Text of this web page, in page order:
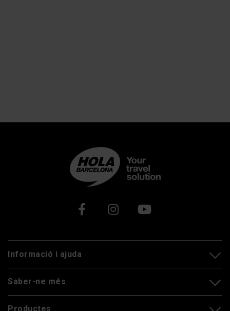
Xarxes socials
Informació i ajuda
Saber-ne més
Productes